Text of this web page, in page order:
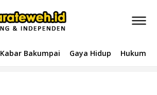
Kabar Bakumpai Gaya Hidup Hukum &